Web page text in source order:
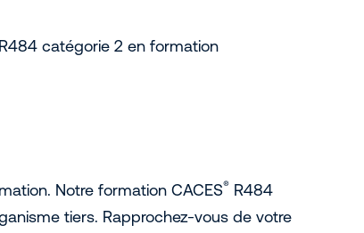
catégorie 2 en formation
Notre formation CACES®R484
tiers. Rapprochez-vous de votre